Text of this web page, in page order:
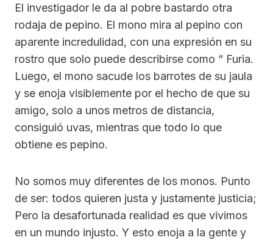
El investigador le da al pobre bastardo otra
rodaja de pepino. El mono mira al pepino con
aparente incredulidad, con una expresión en su
rostro que solo puede describirse como “ Furia.
Luego, el mono sacude los barrotes de su jaula
y se enoja visiblemente por el hecho de que su
amigo, solo a unos metros de distancia,
consiguió uvas, mientras que todo lo que
obtiene es pepino.
No somos muy diferentes de los monos. Punto
de ser: todos quieren justa y justamente justicia;
Pero la desafortunada realidad es que vivimos
en un mundo injusto. Y esto enoja a la gente y